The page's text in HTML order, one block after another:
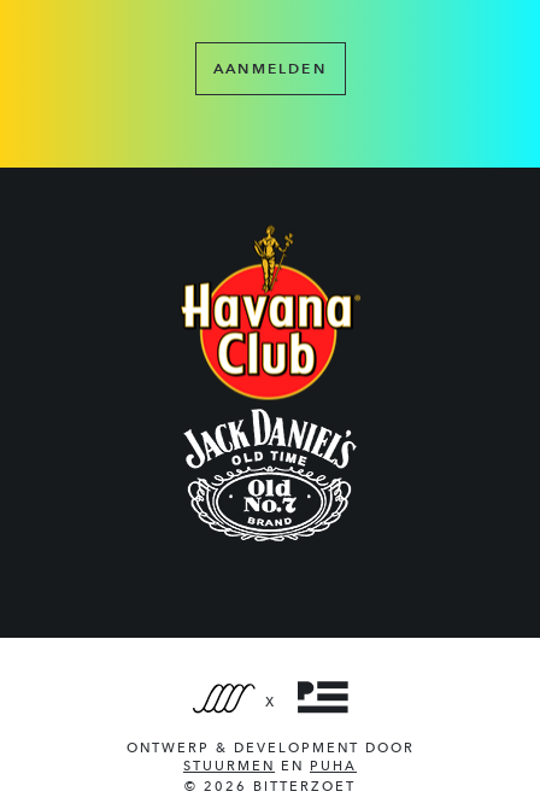
AANMELDEN
X
ONTWERP & DEVELOPMENT DOOR
STUURMEN
EN
PUHA
© 2026 BITTERZOET